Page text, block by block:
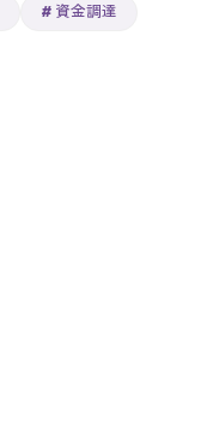
資金調達